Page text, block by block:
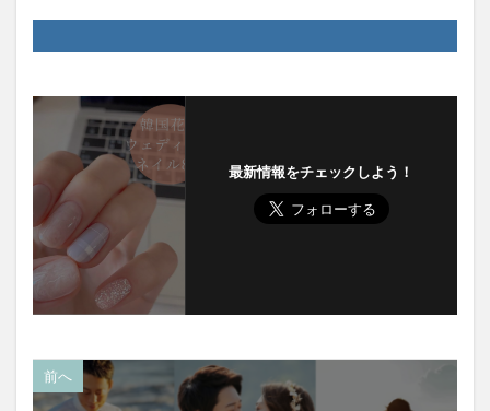
最新情報をチェックしよう！
前へ